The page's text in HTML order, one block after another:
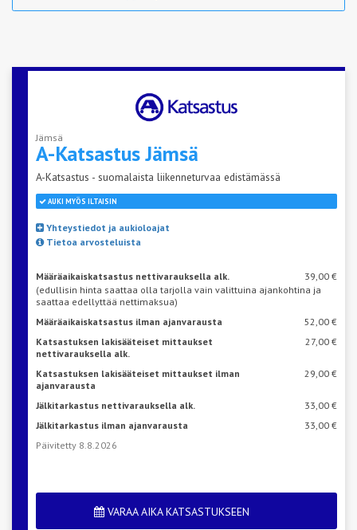
Jämsä
A-KatsastusJämsä
A-Katsastus - suomalaista liikenneturvaa edistämässä
AUKI MYÖS ILTAISIN
Yhteystiedot ja aukioloajat
Tietoa arvosteluista
Määräaikaiskatsastus nettivarauksella alk.
39,00 €
(edullisin hinta saattaa olla tarjolla vain valittuina ajankohtina ja
saattaa edellyttää nettimaksua)
Määräaikaiskatsastus ilman ajanvarausta
52,00 €
Katsastuksen lakisääteiset mittaukset
nettivarauksella alk.
27,00 €
Katsastuksen lakisääteiset mittaukset ilman
ajanvarausta
29,00 €
Jälkitarkastus nettivarauksella alk.
33,00 €
Jälkitarkastus ilman ajanvarausta
33,00 €
Päivitetty 8.8.2026
VARAA AIKA KATSASTUKSEEN